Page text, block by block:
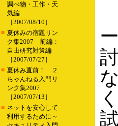
調べ物・工作・天
気編
［2007/08/10］
■ 夏休みの宿題リン
ク集2007 前編：
自由研究対策編
［2007/07/27］
■ 夏休み直前！ ２
ちゃんねる入門リ
ンク集2007
［2007/07/13］
■ ネットを安心して
利用するために～